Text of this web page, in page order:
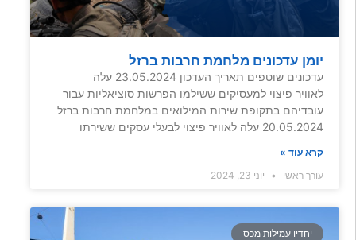
יומן עדכונים מלחמת חרבות ברזל
עדכונים שוטפים תאריך העדכון 23.05.2024 עלה
לאוויר פיצוי למעסיקים ששילמו הפרשות סוציאליות עבור
עובדיהם בתקופת שירות המילואים במלחמת חרבות ברזל
20.05.2024 עלה לאוויר פיצוי לבעלי עסקים ששירתו
קרא עוד »
עורך ראשי
יוני 23, 2024
יחדיו עמילות מכס